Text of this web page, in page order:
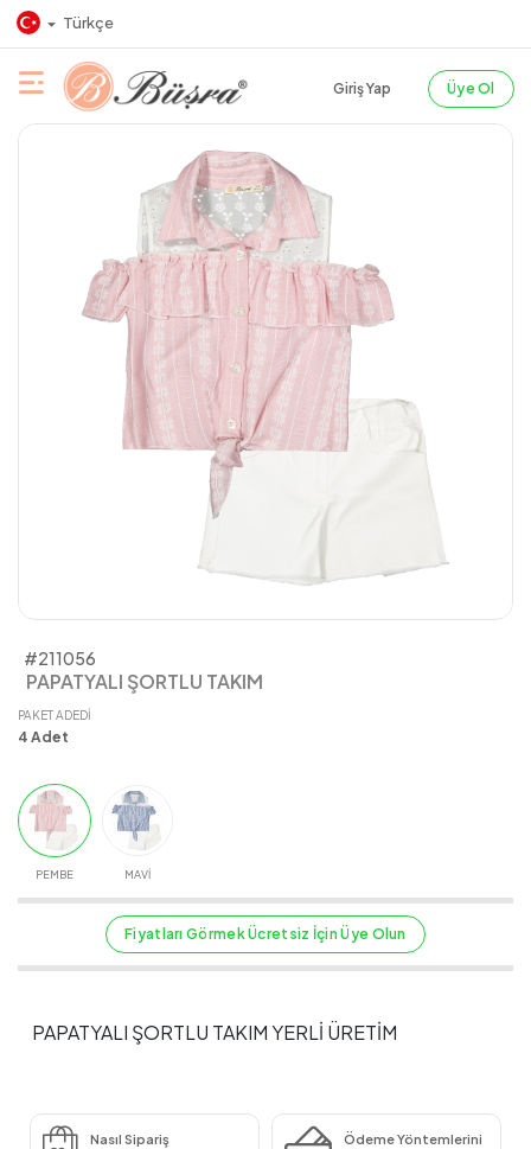
Türkçe
Giriş Yap Üye Ol
#211056
PAPATYALI ŞORTLU TAKIM
PAKET ADEDI
4 Adet
PEMBE MAVİ
Fiyatları Görmek Ücretsiz İçin Üye Olun
PAPATYALI ŞORTLU TAKIM YERLİ ÜRETİM
Nasıl Sipariş
Ödeme Yöntemlerini